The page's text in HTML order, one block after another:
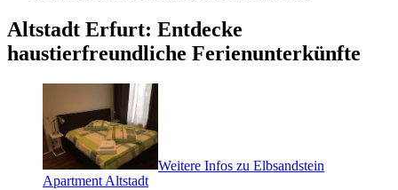
Altstadt Erfurt: Entdecke
haustierfreundliche Ferienunterkünfte
Weitere Infos zu Elbsandstein
Apartment Altstadt